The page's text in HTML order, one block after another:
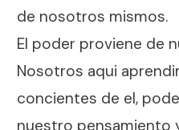
de nosotros mismos.
El poder proviene de
Nosotros aqui
concientes de el,
nuestro pensamiento